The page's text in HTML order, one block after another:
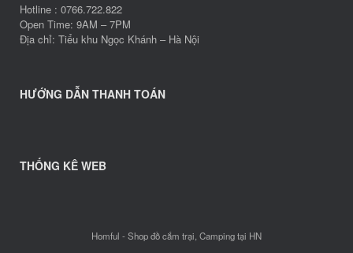
Hotline : 0766.722.822
Open Time: 9AM – 7PM
Địa chỉ: Tiểu khu Ngọc Khánh – Hà Nội
HƯỚNG DẪN THANH TOÁN
THỐNG KÊ WEB
Homful - Shop đồ cắm trại, Camping tại HN